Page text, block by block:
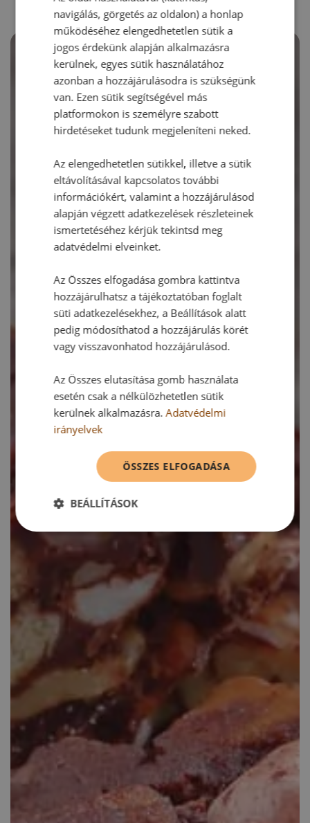
navigálás, görgetés az oldalon) a honlap
működéséhez elengedhetetlen sütik a
jogos érdekünk alapján alkalmazásra
kerülnek, egyes sütik használatához
azonban a hozzájárulásodra is szükségünk
van. Ezen sütik segítségével más
platformokon is személyre szabott
hirdetéseket tudunk megjeleníteni neked.
Az elengedhetetlen sütikkel, illetve a sütik
eltávolításával kapcsolatos további
információkért, valamint a hozzájárulásod
alapján végzett adatkezelések részleteinek
ismertetéséhez kérjük tekintsd meg
adatvédelmi elveinket.
Az Összes elfogadása gombra kattintva
hozzájárulhatsz a tájékoztatóban foglalt
süti adatkezelésekhez, a Beállítások alatt
pedig módosíthatod a hozzájárulás körét
vagy visszavonhatod hozzájárulásod.
Az Összes elutasítása gomb használata
esetén csak a nélkülözhetetlen sütik
kerülnek alkalmazásra.Adatvédelmi
irányelvek
ÖSSZES ELFOGADÁSA
BEÁLLÍTÁSOK